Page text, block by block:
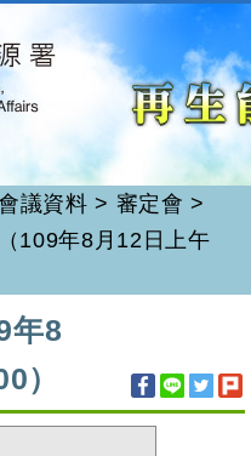
議資料 > 審定會 >
109年8月12日上午
年8
）